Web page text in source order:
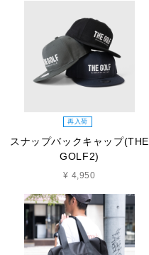
再入荷
スナップバックキャップ(THE
GOLF2)
¥ 4,950